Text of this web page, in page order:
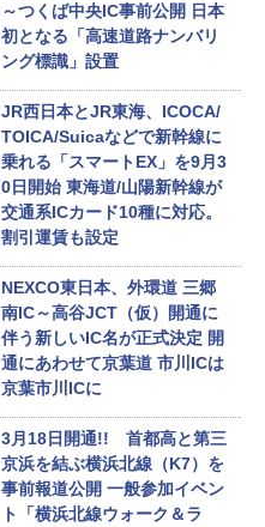
～つくば中央IC事前公開 日本
初となる「高速道路ナンバリ
ング標識」設置
JR西日本とJR東海、ICOCA/
TOICA/Suicaなどで新幹線に
乗れる「スマートEX」を9月3
0日開始 東海道/山陽新幹線が
交通系ICカード10種に対応。
割引運賃も設定
NEXCO東日本、外環道 三郷
南IC～高谷JCT（仮）開通に
伴う新しいIC名が正式決定 開
通にあわせて京葉道 市川ICは
京葉市川ICに
3月18日開通!! 首都高と第三
京浜を結ぶ横浜北線（K7）を
事前報道公開 一般参加イベン
ト「横浜北線ウォーク＆ラ